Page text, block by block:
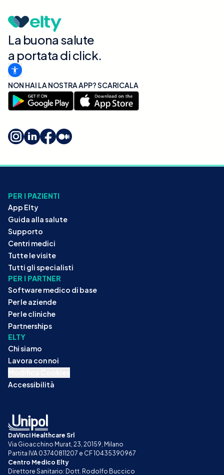
La buona salute
a portata di click.
NON HAI LA NOSTRA APP? SCARICALA
PER I PAZIENTI
App Elty
Guida alla salute
Supporto
Centri medici
Tutte le visite
Tutti gli specialisti
PER I PARTNER
Software medico di base
Per le aziende
Per le cliniche
Partnerships
ELTY
Chi siamo
Lavora con noi
Accessibilità
DaVinci Healthcare Srl
Via Gioacchino Murat, 23, 20159, Milano
Partita IVA 03740811207 e CF 10435390967
Centro Medico Elty
Direttore Sanitario: Dott. Rodolfo Buccico